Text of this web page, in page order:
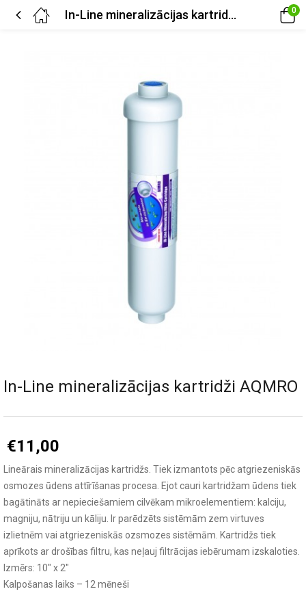
In-Line mineralizācijas kartridži AQMRO 0
In-Line mineralizācijas kartridži AQMRO
€11,00
Lineārais mineralizācijas kartridžs. Tiek izmantots pēc atgriezeniskās
osmozes ūdens attīrīšanas procesa. Ejot cauri kartridžam ūdens tiek
bagātināts ar nepieciešamiem cilvēkam mikroelementiem: kalciju,
magniju, nātriju un kāliju. Ir parēdzēts sistēmām zem virtuves
izlietnēm vai atgriezeniskās ozsmozes sistēmām. Kartridžs tiek
aprīkots ar drošības filtru, kas neļauj filtrācijas iebērumam izskaloties.
Izmērs: 10″ x 2″
Kalpošanas laiks – 12 mēneši